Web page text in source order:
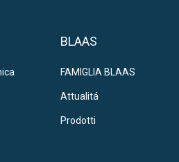
BLAAS
FAMIGLIA BLAAS
Attualitá
Prodotti